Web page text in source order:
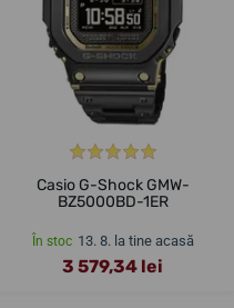
Casio G-Shock GMW-
BZ5000BD-1ER
În stoc 13. 8. la tine acasă
3 579,34 lei